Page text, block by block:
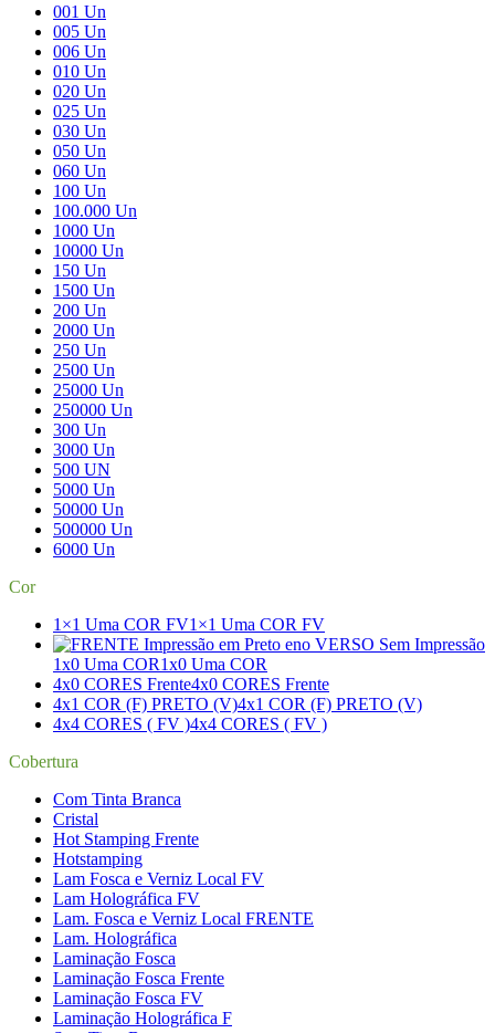
001 Un
005 Un
006 Un
010 Un
020 Un
025 Un
030 Un
050 Un
060 Un
100 Un
100.000 Un
1000 Un
10000 Un
150 Un
1500 Un
200 Un
2000 Un
250 Un
2500 Un
25000 Un
250000 Un
300 Un
3000 Un
500 UN
5000 Un
50000 Un
500000 Un
6000 Un
Cor
1×1 Uma COR FV1×1 Uma COR FV
1x0 Uma COR1x0 Uma COR
4x0 CORES Frente4x0 CORES Frente
4x1 COR (F) PRETO (V)4x1 COR (F) PRETO (V)
4x4 CORES ( FV )4x4 CORES ( FV )
Cobertura
Com Tinta Branca
Cristal
Hot Stamping Frente
Hotstamping
Lam Fosca e Verniz Local FV
Lam Holográfica FV
Lam. Fosca e Verniz Local FRENTE
Lam. Holográfica
Laminação Fosca
Laminação Fosca Frente
Laminação Fosca FV
Laminação Holográfica F